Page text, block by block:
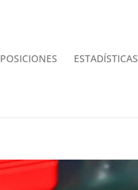
POSICIONES ESTADÍSTICAS